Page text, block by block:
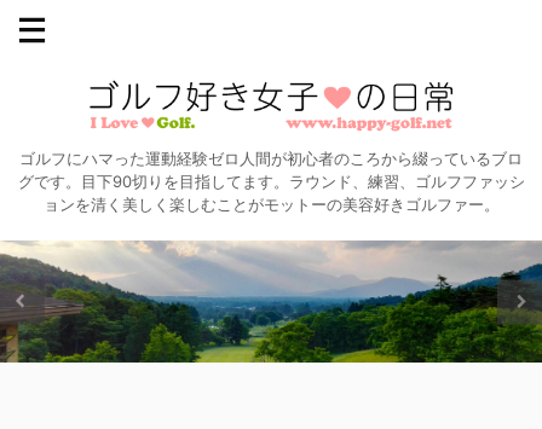
ゴルフにハマった運動経験ゼロ人間が初心者のころから綴っているブロ
グです。目下90切りを目指してます。ラウンド、練習、ゴルフファッシ
ョンを清く美しく楽しむことがモットーの美容好きゴルファー。